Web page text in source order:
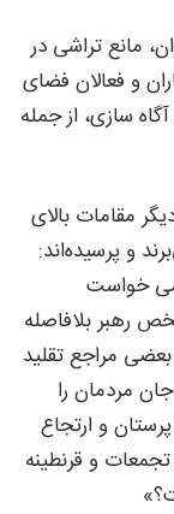
مانع تراشی در
و فعالان فضای
سازی، از جمله
مقامات بالای
و پرسیده‌اند:
می خواست
رهبر بلافاصله
مراجع تقلید
مردمان را
و ارتجاع
و قرنطینه